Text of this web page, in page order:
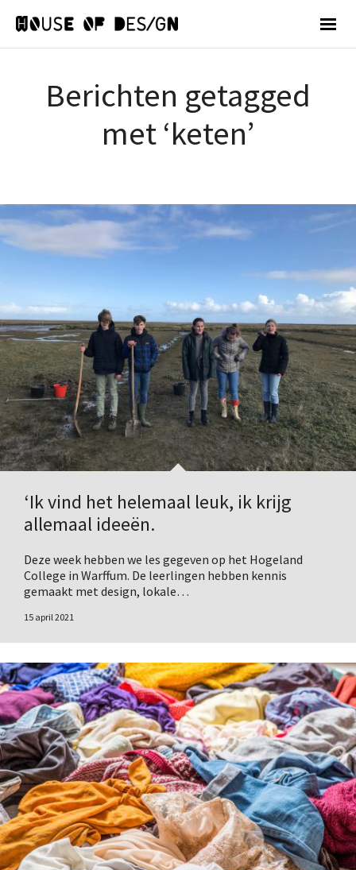
Berichten getagged
met ‘keten’
‘Ik vind het helemaal leuk, ik krijg
allemaal ideeën.
Deze week hebben we les gegeven op het Hogeland
College in Warffum. De leerlingen hebben kennis
gemaakt met design, lokale…
15 april 2021